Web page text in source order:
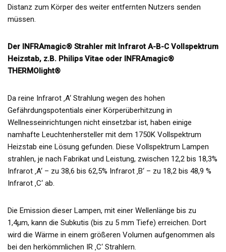
Distanz zum Körper des weiter entfernten Nutzers senden
müssen.
Der INFRAmagic® Strahler mit Infrarot A-B-C Vollspektrum
Heizstab, z.B. Philips Vitae oder INFRAmagic®
THERMOlight®
Da reine Infrarot ‚A‘ Strahlung wegen des hohen
Gefährdungspotentials einer Körperüberhitzung in
Wellnesseinrichtungen nicht einsetzbar ist, haben einige
namhafte Leuchtenhersteller mit dem 1750K Vollspektrum
Heizstab eine Lösung gefunden. Diese Vollspektrum Lampen
strahlen, je nach Fabrikat und Leistung, zwischen 12,2 bis 18,3%
Infrarot ‚A‘ – zu 38,6 bis 62,5% Infrarot ‚B‘ – zu 18,2 bis 48,9 %
Infrarot ‚C‘ ab.
Die Emission dieser Lampen, mit einer Wellenlänge bis zu
1,4µm, kann die Subkutis (bis zu 5 mm Tiefe) erreichen. Dort
wird die Wärme in einem größeren Volumen aufgenommen als
bei den herkömmlichen IR ‚C‘ Strahlern.